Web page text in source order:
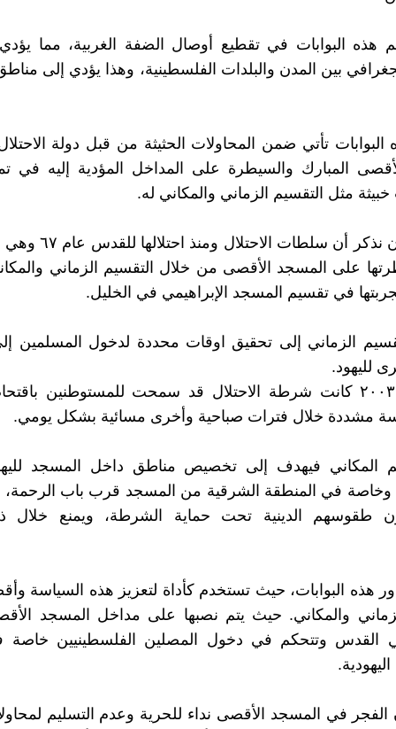
هذه البوابات في تقطيع أوصال الضفة الغربية، مما يؤدي
بين المدن والبلدات الفلسطينية، وهذا يؤدي إلى
البوابات تأتي ضمن المحاولات الحثيثة من قبل دولة
المبارك والسيطرة على المداخل المؤدية إليه في
مثل التقسيم الزماني والمكاني له.
وهنا لا بد أن نذكر أن
على المسجد الأقصى من خلال التقسيم الزماني
في تقسيم المسجد الإبراهيمي في الخليل.
الزماني إلى تحقيق اوقات محددة لدخول المسلمين
لليهود.
فمنذ عام ٢٠٠٣ كانت شرطة الاحتلال قد سمحت للمستوطنين
مشددة خلال فترات صباحية وأخرى مسائية بشكل يومي.
المكاني فيهدف إلى تخصيص مناطق داخل المسجد
وخاصة في المنطقة الشرقية من المسجد قرب باب
طقوسهم الدينية تحت حماية الشرطة، ويمنع خلال
هذه البوابات، حيث تستخدم كأداة لتعزيز هذه السياسة
والمكاني. حيث يتم نصبها على مداخل المسجد
القدس وتتحكم في دخول المصلين الفلسطينيين خاصة
الفجر في المسجد الأقصى نداء للحرية وعدم التسليم